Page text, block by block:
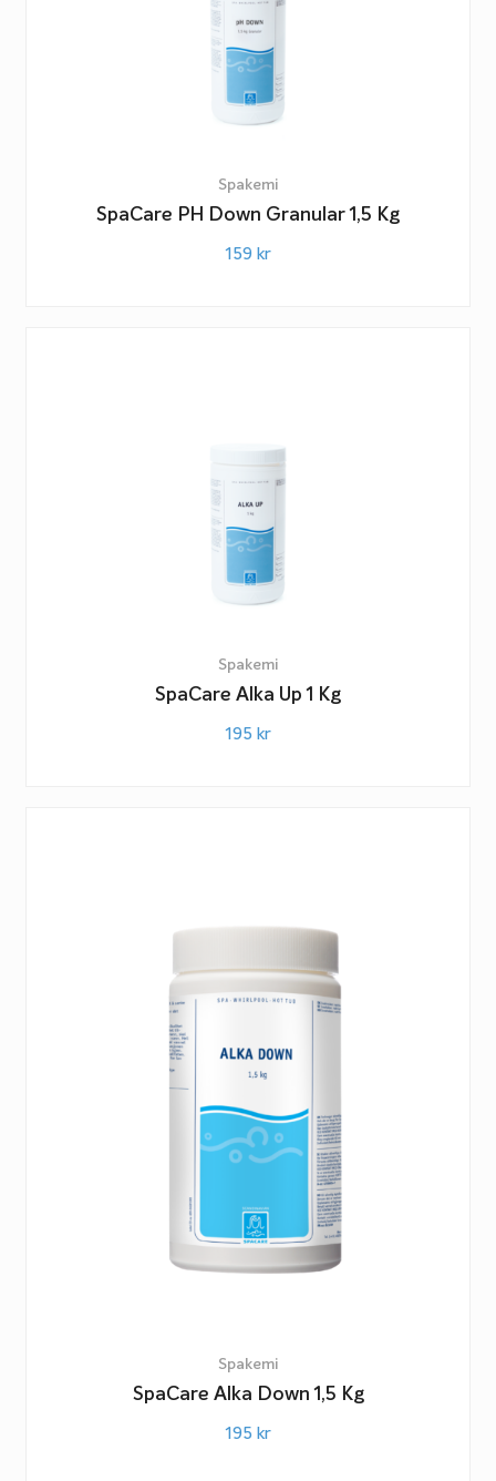
Spakemi
SpaCare PH Down Granular 1,5 Kg
159 kr
Spakemi
SpaCare Alka Up 1 Kg
195 kr
Spakemi
SpaCare Alka Down 1,5 Kg
195 kr